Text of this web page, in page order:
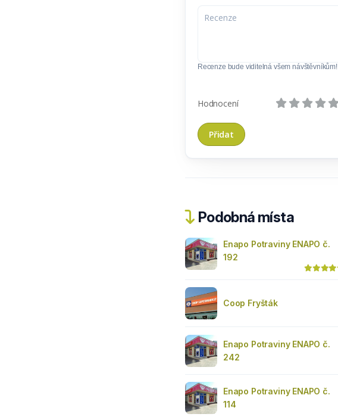
Recenze bude viditelná všem návštěvníkům!
Hodnocení
Podobná místa
Enapo Potraviny ENAPO č.
192
Coop Fryšták
Enapo Potraviny ENAPO č.
242
Enapo Potraviny ENAPO č.
114